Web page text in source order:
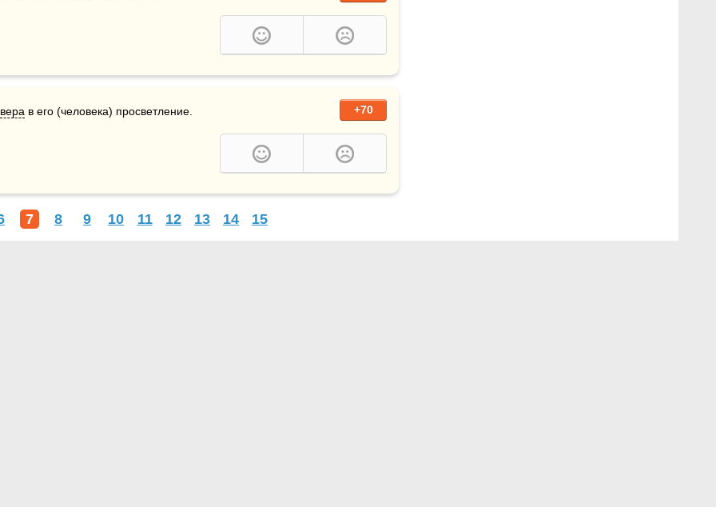
+70
вера в его (человека) просветление.
7 8 9 10 11 12 13 14 15